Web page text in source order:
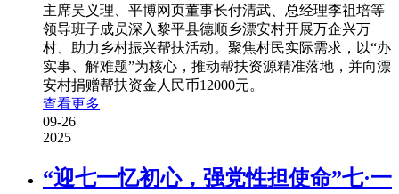
主席吴义理、平博网页董事长付清武、总经理李祖培等
领导班子成员深入黎平县德顺乡漂安村开展万企兴万
村、助力乡村振兴帮扶活动。聚焦村民实际需求，以“办
实事、解难题”为核心，推动帮扶资源精准落地，并向漂
安村捐赠帮扶资金人民币12000元。
查看更多
09-26
2025
“迎七一忆初心，强党性担使命”七·一